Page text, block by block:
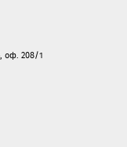
оф. 208/1